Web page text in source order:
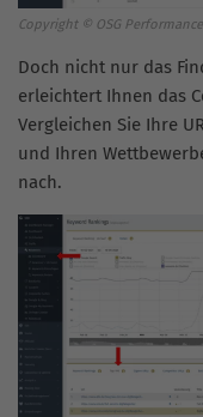
Copyright © OSG
Doch nicht nur das
erleichtert Ihnen das
Vergleichen Sie Ihre
und Ihren
nach.